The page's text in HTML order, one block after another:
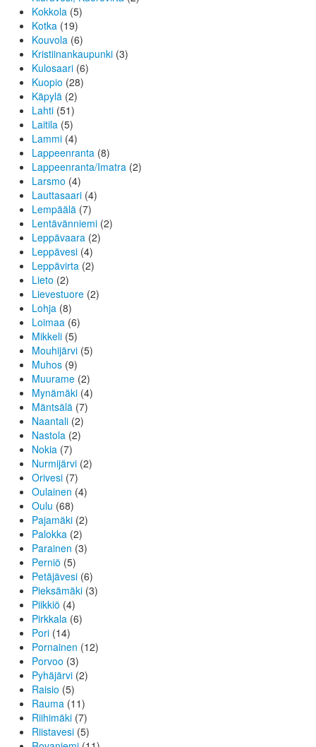
Kokkola (5)
Kotka (19)
Kouvola (6)
Kristiinankaupunki (3)
Kulosaari (6)
Kuopio (28)
Käpylä (2)
Lahti (51)
Laitila (5)
Lammi (4)
Lappeenranta (8)
Lappeenranta/Imatra (2)
Larsmo (4)
Lauttasaari (4)
Lempäälä (7)
Lentävänniemi (2)
Leppävaara (2)
Leppävesi (4)
Leppävirta (2)
Lieto (2)
Lievestuore (2)
Lohja (8)
Loimaa (6)
Mikkeli (5)
Mouhijärvi (5)
Muhos (9)
Muurame (2)
Mynämäki (4)
Mäntsälä (7)
Naantali (2)
Nastola (2)
Nokia (7)
Nurmijärvi (2)
Orivesi (7)
Oulainen (4)
Oulu (68)
Pajamäki (2)
Palokka (2)
Parainen (3)
Perniö (5)
Petäjävesi (6)
Pieksämäki (3)
Piikkiö (4)
Pirkkala (6)
Pori (14)
Pornainen (12)
Porvoo (3)
Pyhäjärvi (2)
Raisio (5)
Rauma (11)
Riihimäki (7)
Riistavesi (5)